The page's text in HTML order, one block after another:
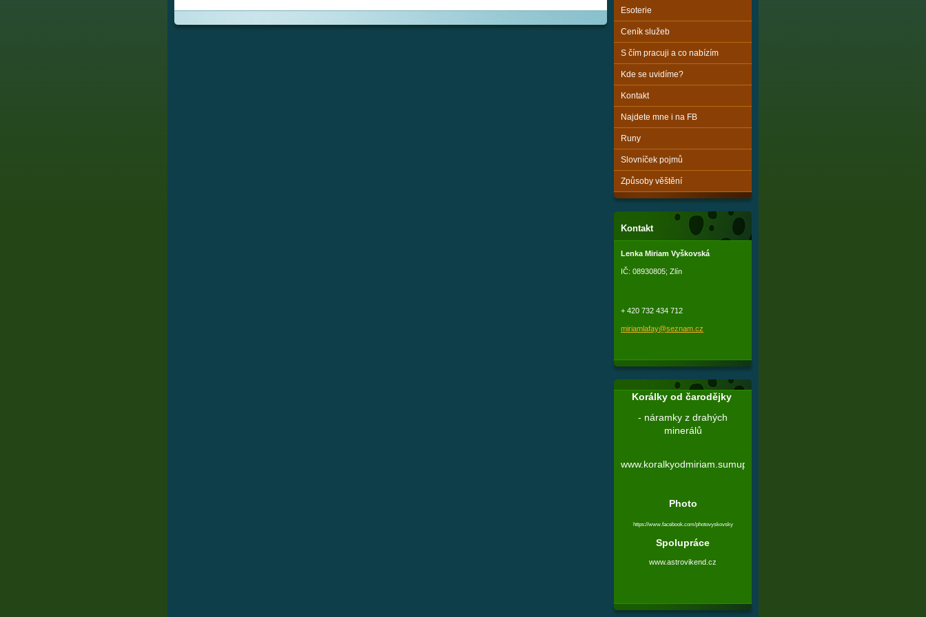
Esoterie
Ceník služeb
S čím pracuji a co nabízím
Kde se uvidíme?
Kontakt
Najdete mne i na FB
Runy
Slovníček pojmů
Způsoby věštění
Kontakt
Lenka Miriam Vyškovská
IČ: 08930805; Zlín
+ 420 732 434 712
miriamlafay@seznam.cz
Korálky od čarodějky
- náramky z drahých
minerálů
www.koralkyodmiriam.sumupstore.com
Photo
https://www.facebook.com/photovyskovsky
Spolupráce
www.astrovikend.cz